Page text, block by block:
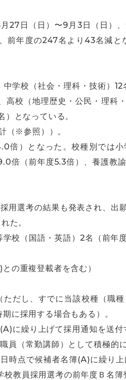
27日（日）〜9月3日（日）
前年度の247名より43名減
学校（社会・理科・技術）
校（地理歴史・公民・理科
となっている。
（※参照））。
）となった。校種別では
倍（前年度5.3倍）、養護教
用選考の結果も発表され、
た。
校（国語・英語）2名（前年
の重複登載者を含む）
だし、すでに当該校種（職
に採用する場合もある）。
に繰り上げて採用通知を送
員（常勤講師）として積極的
時点で候補者名簿(A)に繰り
教員採用選考の前年度Ｂ名簿